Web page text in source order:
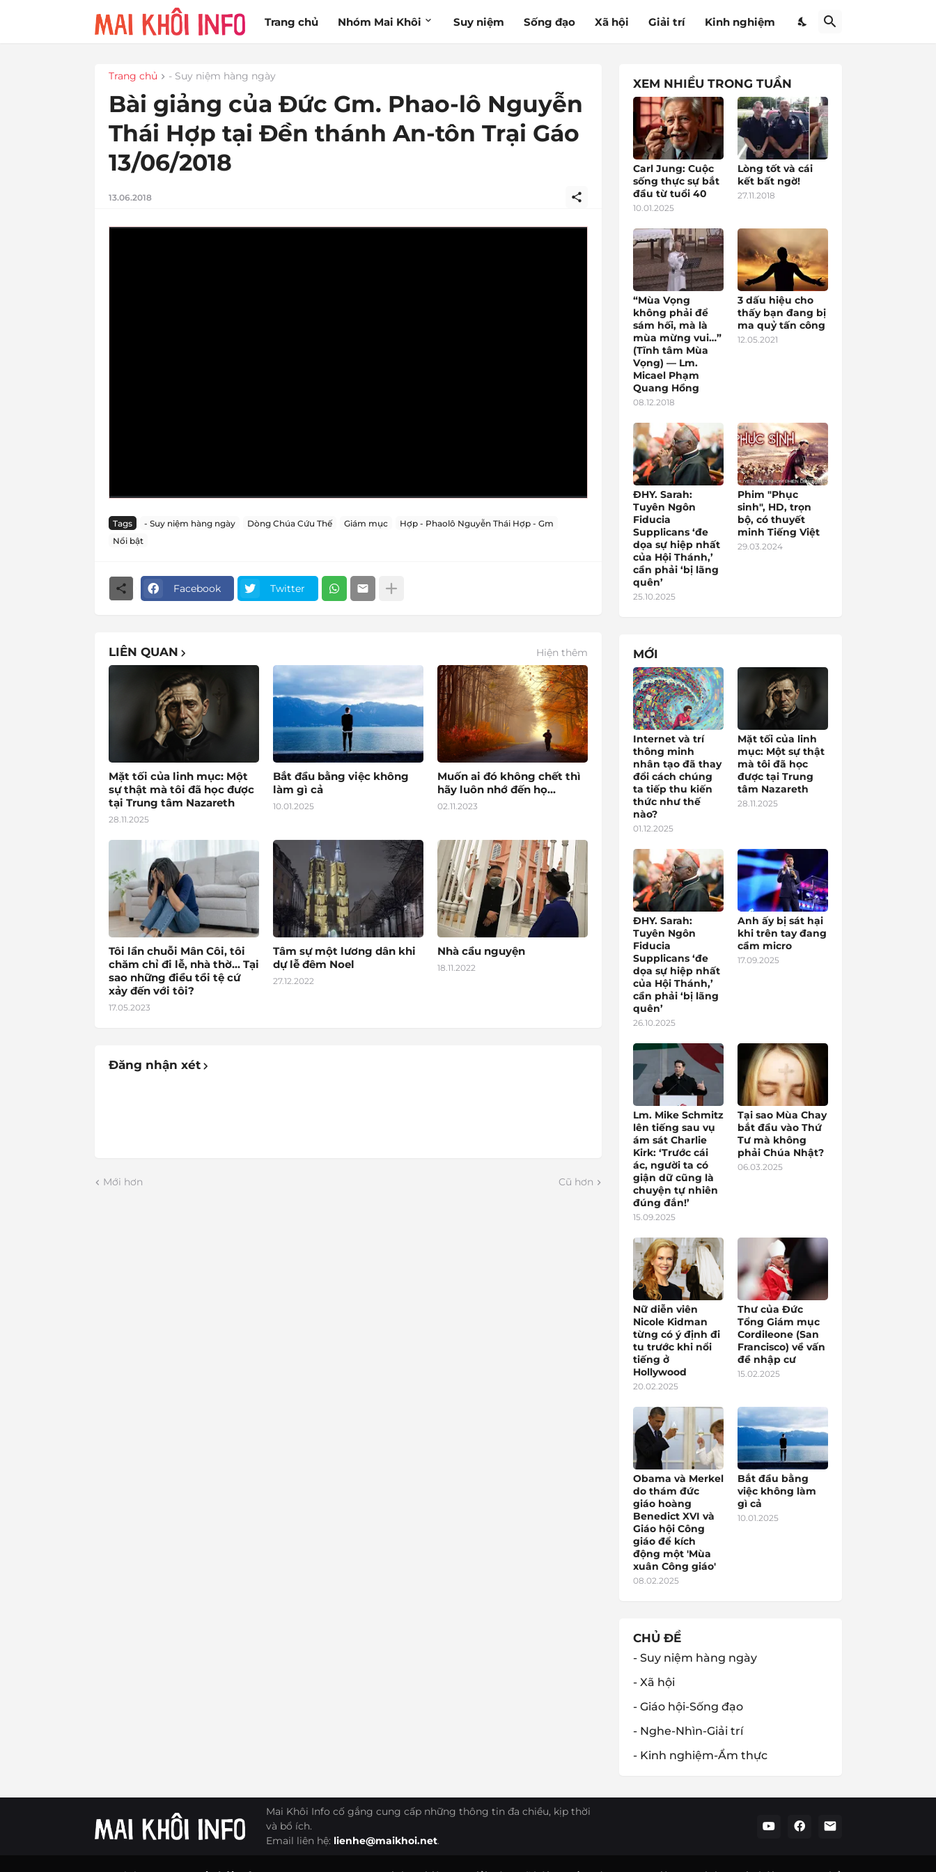
Trang chủ Nhóm Mai Khôi Suy niệm Sống đạo Xã hội Giải trí Kinh nghiệm
Trang chủ - Suy niệm hàng ngày
Bài giảng của Đức Gm. Phao-lô Nguyễn
Thái Hợp tại Đền thánh An-tôn Trại Gáo
13/06/2018
13.06.2018
Tags - Suy niệm hàng ngày Dòng Chúa Cứu Thế Giám mục
Hợp - Phaolô Nguyễn Thái Hợp - Gm
Nổi bật
Facebook Twitter
LIÊN QUAN Hiện thêm
Mặt tối của linh mục: Một
sự thật mà tôi đã học được
tại Trung tâm Nazareth
28.11.2025
Bắt đầu bằng việc không
làm gì cả
10.01.2025
Muốn ai đó không chết thì
hãy luôn nhớ đến họ...
02.11.2023
Tôi lần chuỗi Mân Côi, tôi
chăm chỉ đi lễ, nhà thờ… Tại
sao những điều tồi tệ cứ
xảy đến với tôi?
17.05.2023
Tâm sự một lương dân khi
dự lễ đêm Noel
27.12.2022
Nhà cầu nguyện
18.11.2022
Đăng nhận xét
Mới hơn Cũ hơn
XEM NHIỀU TRONG TUẦN
Carl Jung: Cuộc
sống thực sự bắt
đầu từ tuổi 40
10.01.2025
Lòng tốt và cái
kết bất ngờ!
27.11.2018
“Mùa Vọng
không phải để
sám hối, mà là
mùa mừng vui…”
(Tĩnh tâm Mùa
Vọng) — Lm.
Micael Phạm
Quang Hồng
08.12.2018
3 dấu hiệu cho
thấy bạn đang bị
ma quỷ tấn công
12.05.2021
ĐHY. Sarah:
Tuyên Ngôn
Fiducia
Supplicans ‘đe
dọa sự hiệp nhất
của Hội Thánh,’
cần phải ‘bị lãng
quên’
25.10.2025
Phim "Phục
sinh", HD, trọn
bộ, có thuyết
minh Tiếng Việt
29.03.2024
MỚI
Internet và trí
thông minh
nhân tạo đã thay
đổi cách chúng
ta tiếp thu kiến
thức như thế
nào?
01.12.2025
Mặt tối của linh
mục: Một sự thật
mà tôi đã học
được tại Trung
tâm Nazareth
28.11.2025
ĐHY. Sarah:
Tuyên Ngôn
Fiducia
Supplicans ‘đe
dọa sự hiệp nhất
của Hội Thánh,’
cần phải ‘bị lãng
quên’
26.10.2025
Anh ấy bị sát hại
khi trên tay đang
cầm micro
17.09.2025
Lm. Mike Schmitz
lên tiếng sau vụ
ám sát Charlie
Kirk: ‘Trước cái
ác, người ta có
giận dữ cũng là
chuyện tự nhiên
đúng đắn!’
15.09.2025
Tại sao Mùa Chay
bắt đầu vào Thứ
Tư mà không
phải Chúa Nhật?
06.03.2025
Nữ diễn viên
Nicole Kidman
từng có ý định đi
tu trước khi nổi
tiếng ở
Hollywood
20.02.2025
Thư của Đức
Tổng Giám mục
Cordileone (San
Francisco) về vấn
đề nhập cư
15.02.2025
Obama và Merkel
do thám đức
giáo hoàng
Benedict XVI và
Giáo hội Công
giáo để kích
động một 'Mùa
xuân Công giáo'
08.02.2025
Bắt đầu bằng
việc không làm
gì cả
10.01.2025
CHỦ ĐỀ
- Suy niệm hàng ngày
- Xã hội
- Giáo hội-Sống đạo
- Nghe-Nhìn-Giải trí
- Kinh nghiệm-Ẩm thực
Mai Khôi Info cố gắng cung cấp những thông tin đa chiều, kịp thời
và bổ ích.
Email liên hệ: lienhe@maikhoi.net.